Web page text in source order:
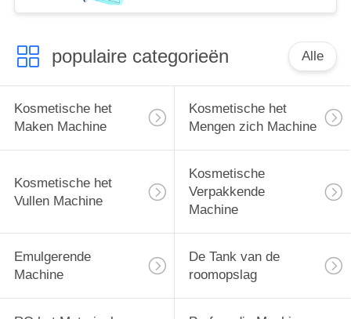
populaire categorieën Alle
Kosmetische het
Maken Machine
Kosmetische het
Mengen zich Machine
Kosmetische het
Vullen Machine
Kosmetische
Verpakkende
Machine
Emulgerende
Machine
De Tank van de
roomopslag